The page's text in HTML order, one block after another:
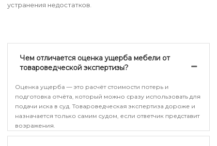
устранения недостатков.
Чем отличается оценка ущерба мебели от
товароведческой экспертизы?
Оценка ущерба — это расчёт стоимости потерь и
подготовка отчёта, который можно сразу использовать для
подачи иска в суд. Товароведческая экспертиза дороже и
назначается только самим судом, если ответчик представит
возражения.